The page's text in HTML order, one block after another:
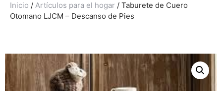
Inicio / Artículos para el hogar / Taburete de Cuero
Otomano LJCM – Descanso de Pies